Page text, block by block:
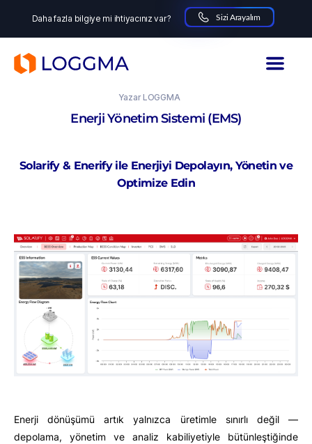
Daha fazla bilgiye mi ihtiyacınız var? Sizi Arayalım
Enerji Yönetim Sistemi (EMS)
YazarLOGGMA
Solarify & Enerify ile Enerjiyi Depolayın, Yönetin ve
Optimize Edin
Enerji dönüşümü artık yalnızca üretimle sınırlı değil —
depolama, yönetim ve analiz kabiliyetiyle bütünleştiğinde